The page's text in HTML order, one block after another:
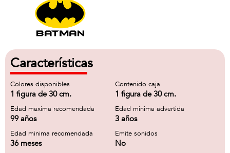
Características
Colores disponibles
1 figura de 30 cm.
Contenido caja
1 figura de 30 cm.
Edad maxima recomendada
99 años
Edad minima advertida
3 años
Edad minima recomendada
36 meses
Emite sonidos
No